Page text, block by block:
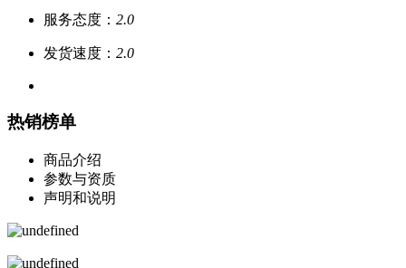
服务态度： 2.0
发货速度： 2.0
热销榜单
商品介绍
参数与资质
声明和说明